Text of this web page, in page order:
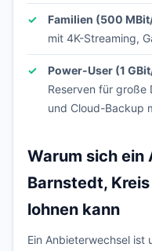
Familien (500
mit 4K-Streaming,
Power-User (1
Reserven für große
und Cloud-Backup
Warum sich
Barnstedt,
lohnen kann
Ein Anbieterwechsel ist